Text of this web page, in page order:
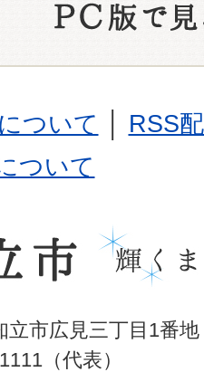
ついて
RSS
ついて
立市広見三丁目1番地
（代表）